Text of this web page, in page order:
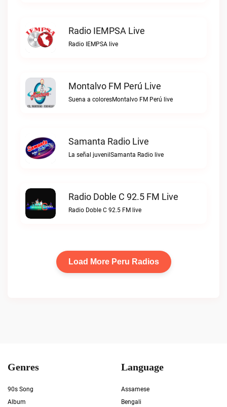
Radio IEMPSA Live
Radio IEMPSA live
Montalvo FM Perú Live
Suena a coloresMontalvo FM Perú live
Samanta Radio Live
La señal juvenilSamanta Radio live
Radio Doble C 92.5 FM Live
Radio Doble C 92.5 FM live
Load More Peru Radios
Genres
90s Song
Album
Language
Assamese
Bengali